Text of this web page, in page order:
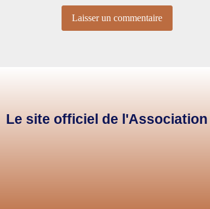
Le site officiel de